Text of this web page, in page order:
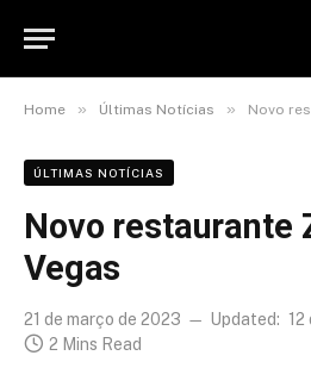
Home » Últimas Notícias » Novo
ÚLTIMAS NOTÍCIAS
Novo restaurante
Vegas
21 de março de 2023 Updated:
2 Mins Read